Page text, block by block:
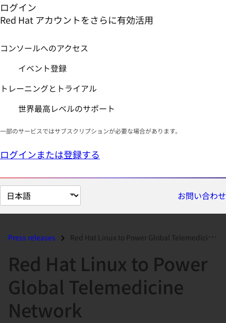
ログイン
Red Hat アカウントをさらに有効活用
コンソールへのアクセス
イベント登録
トレーニングとトライアル
世界最高レベルのサポート
一部のサービスではサブスクリプションが必要な場合があります。
ログインまたは登録する
ペ
ー
の
お問い合わせ
Press releases Red Hat Linux to Power Global Telemedicine Network...
Red Hat Linux to Power
Global Telemedicine
Network